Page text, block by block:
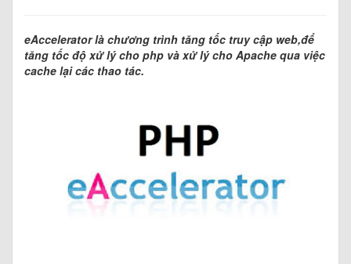
eAccelerator là chương trình tăng tốc truy cập web,để
tăng tốc độ xử lý cho php và xử lý cho Apache qua việc
cache lại các thao tác.